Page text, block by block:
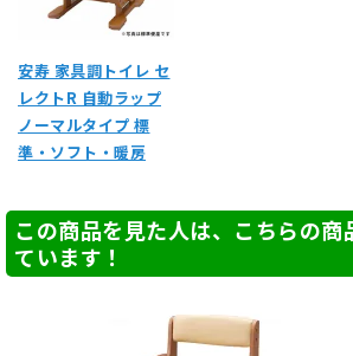
安寿 家具調トイレ セ
レクトR 自動ラップ
ノーマルタイプ 標
準・ソフト・暖房
この商品を見た人は、こちらの商
ています！